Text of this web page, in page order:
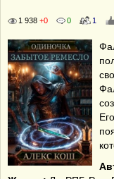
1 938 +0 0 1